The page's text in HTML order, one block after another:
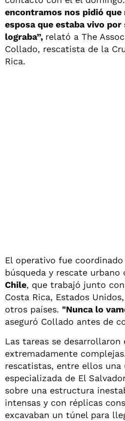
encontramos nos pidió que
esposa que estaba vivo por
lograba”, relató a The
Collado, rescatista de la
Rica.
El operativo fue
búsqueda y rescate urbano
Chile, que trabajó junto
Costa Rica, Estados
otros países. "Nunca lo
aseguró Collado antes de
Las tareas se desarrollaron
extremadamente
rescatistas, entre ellos
especializada de El
sobre una estructura
intensas y con réplicas
excavaban un túnel para